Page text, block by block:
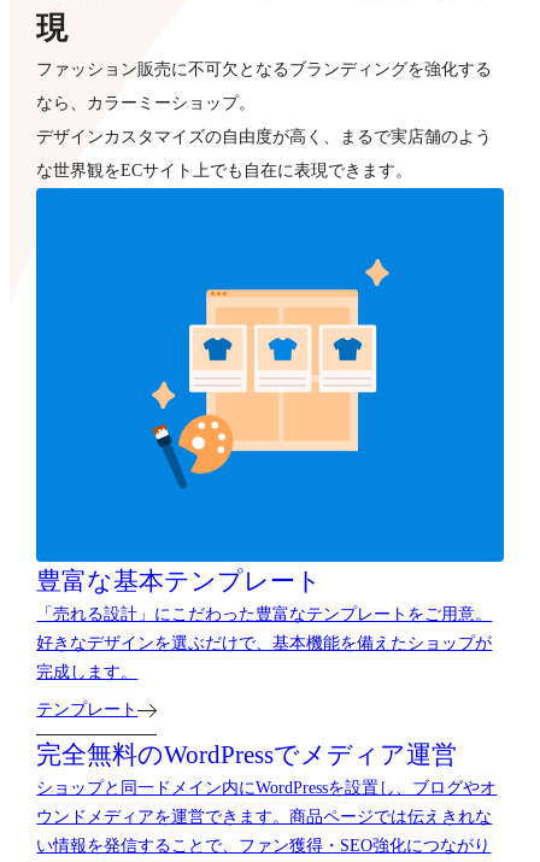
現
ファッション販売に不可欠となるブランディングを強化する
なら、カラーミーショップ。
デザインカスタマイズの自由度が高く、まるで実店舗のよう
な世界観をECサイト上でも自在に表現できます。
豊富な基本テンプレート
「売れる設計」にこだわった豊富なテンプレートをご用意。
好きなデザインを選ぶだけで、基本機能を備えたショップが
完成します。
テンプレート
完全無料のWordPressでメディア運営
ショップと同一ドメイン内にWordPressを設置し、ブログやオ
ウンドメディアを運営できます。商品ページでは伝えきれな
い情報を発信することで、ファン獲得・SEO強化につながり